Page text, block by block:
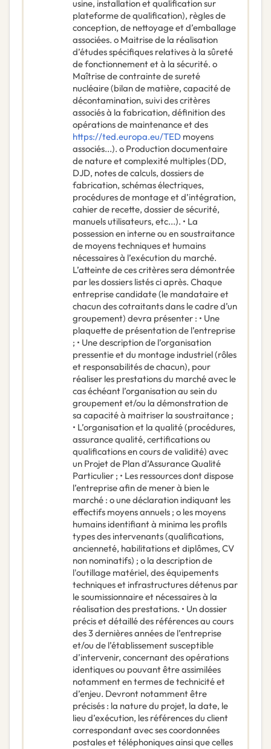
usine, installation et qualification sur
plateforme de qualification), règles de
conception, de nettoyage et d’emballage
associées. o Maitrise de la réalisation
d’études spécifiques relatives à la sûreté
de fonctionnement et à la sécurité. o
Maîtrise de contrainte de sureté
nucléaire (bilan de matière, capacité de
décontamination, suivi des critères
associés à la fabrication, définition des
opérations de maintenance et des
https://ted.europa.eu/TED moyens
associés...). o Production documentaire
de nature et complexité multiples (DD,
DJD, notes de calculs, dossiers de
fabrication, schémas électriques,
procédures de montage et d’intégration,
cahier de recette, dossier de sécurité,
manuels utilisateurs, etc...). • La
possession en interne ou en soustraitance
de moyens techniques et humains
nécessaires à l’exécution du marché.
L’atteinte de ces critères sera démontrée
par les dossiers listés ci après. Chaque
entreprise candidate (le mandataire et
chacun des cotraitants dans le cadre d’un
groupement) devra présenter : • Une
plaquette de présentation de l’entreprise
; • Une description de l’organisation
pressentie et du montage industriel (rôles
et responsabilités de chacun), pour
réaliser les prestations du marché avec le
cas échéant l’organisation au sein du
groupement et/ou la démonstration de
sa capacité à maitriser la soustraitance ;
• L’organisation et la qualité (procédures,
assurance qualité, certifications ou
qualifications en cours de validité) avec
un Projet de Plan d’Assurance Qualité
Particulier ; • Les ressources dont dispose
l’entreprise afin de mener à bien le
marché : o une déclaration indiquant les
effectifs moyens annuels ; o les moyens
humains identifiant à minima les profils
types des intervenants (qualifications,
ancienneté, habilitations et diplômes, CV
non nominatifs) ; o la description de
l'outillage matériel, des équipements
techniques et infrastructures détenus par
le soumissionnaire et nécessaires à la
réalisation des prestations. • Un dossier
précis et détaillé des références au cours
des 3 dernières années de l’entreprise
et/ou de l’établissement susceptible
d’intervenir, concernant des opérations
identiques ou pouvant être assimilées
notamment en termes de technicité et
d’enjeu. Devront notamment être
précisés : la nature du projet, la date, le
lieu d’exécution, les références du client
correspondant avec ses coordonnées
postales et téléphoniques ainsi que celles